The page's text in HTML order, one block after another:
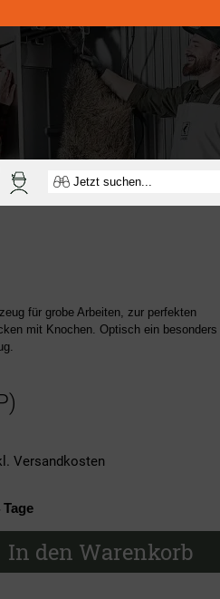
für grobe Arbeiten, zur perfekten
mit Knochen. Optisch ein besonders
Versandkosten
Tage
In den Warenkorb